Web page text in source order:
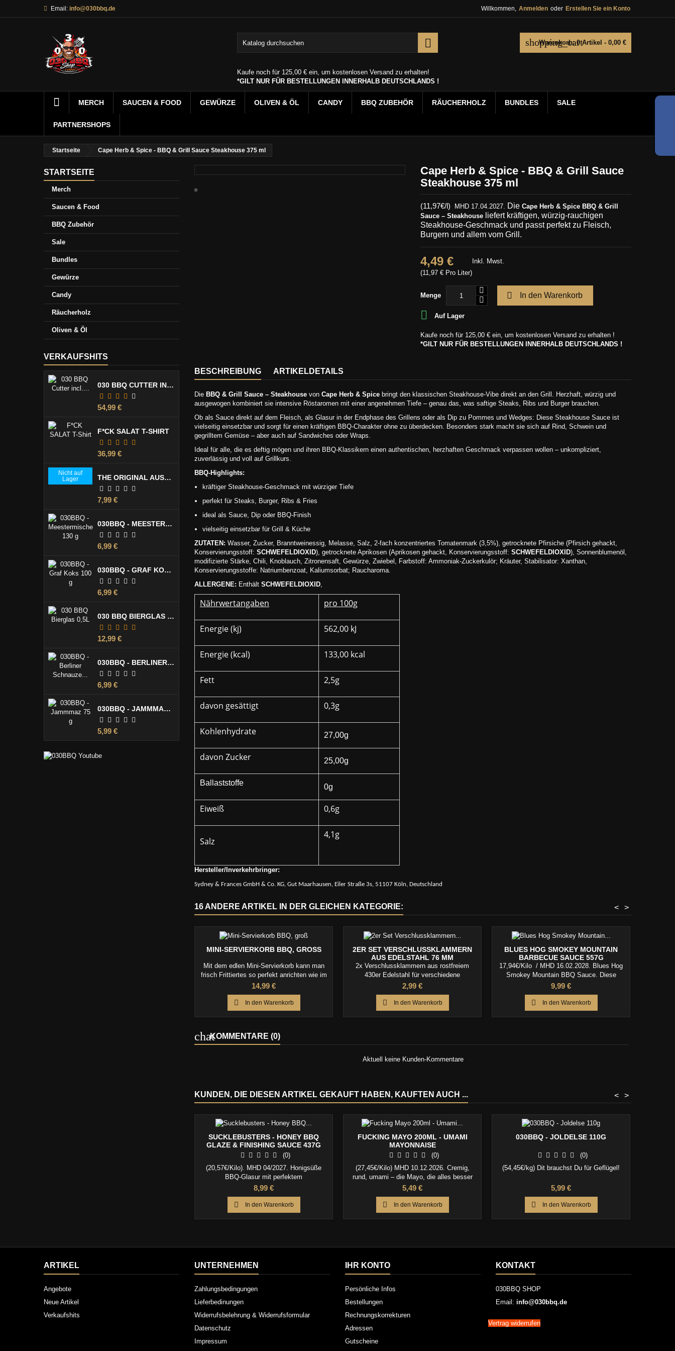
Email: info@030bbq.de Willkommen, Anmelden oder Erstellen Sie ein Konto
shopping_cart
Warenkorb: 0Artikel - 0,00 €

Kaufe noch für 125,00 €ein, um kostenlosen Versand zu erhalten!
*GILT NUR FÜR BESTELLUNGEN INNERHALB DEUTSCHLANDS !
MERCH SAUCEN & FOOD GEWÜRZE OLIVEN & ÖL CANDY BBQ ZUBEHÖR RÄUCHERHOLZ BUNDLES SALE
PARTNERSHOPS
Startseite Cape Herb & Spice - BBQ & Grill Sauce Steakhouse 375 ml
STARTSEITE
Merch
Saucen & Food
BBQ Zubehör
Sale
Bundles
Gewürze
Candy
Räucherholz
Oliven & Öl
VERKAUFSHITS
030 BBQ CUTTER INCL. KLINGENSCHUTZ
Preis
54,99 €
F*CK SALAT T-SHIRT
Preis
36,99 €
Nicht auf
Lager
THE ORIGINAL AUSTRALIAN LUMI LUMI MARINADE 355 ML
Preis
7,99 €
030BBQ - MEESTERMISCHE 130 G
Preis
6,99 €
030BBQ - GRAF KOKS 100 G
Preis
6,99 €
030 BBQ BIERGLAS 0,5L
Preis
12,99 €
030BBQ - BERLINER SCHNAUZE 100 G
Preis
6,99 €
030BBQ - JAMMMAZ 75 G
Preis
5,99 €
Cape Herb & Spice - BBQ & Grill Sauce
Steakhouse 375 ml
(11,97€/l) MHD 17.04.2027. Die Cape Herb & Spice BBQ & Grill
Sauce – Steakhouse liefert kräftigen, würzig-rauchigen
Steakhouse-Geschmack und passt perfekt zu Fleisch,
Burgern und allem vom Grill.
4,49 €
(11,97 € Pro Liter)
Inkl. Mwst.
Menge  In den Warenkorb
 Auf Lager
Kaufe noch für 125,00 € ein, um kostenlosen Versand zu erhalten !
*GILT NUR FÜR BESTELLUNGEN INNERHALB DEUTSCHLANDS !
BESCHREIBUNG ARTIKELDETAILS
Die BBQ & Grill Sauce – Steakhouse von Cape Herb & Spice bringt den klassischen Steakhouse-Vibe direkt an den Grill. Herzhaft, würzig und
ausgewogen kombiniert sie intensive Röstaromen mit einer angenehmen Tiefe – genau das, was saftige Steaks, Ribs und Burger brauchen.
Ob als Sauce direkt auf dem Fleisch, als Glasur in der Endphase des Grillens oder als Dip zu Pommes und Wedges: Diese Steakhouse Sauce ist
vielseitig einsetzbar und sorgt für einen kräftigen BBQ-Charakter ohne zu überdecken. Besonders stark macht sie sich auf Rind, Schwein und
gegrilltem Gemüse – aber auch auf Sandwiches oder Wraps.
Ideal für alle, die es deftig mögen und ihren BBQ-Klassikern einen authentischen, herzhaften Geschmack verpassen wollen – unkompliziert,
zuverlässig und voll auf Grillkurs.
BBQ-Highlights:
kräftiger Steakhouse-Geschmack mit würziger Tiefe
perfekt für Steaks, Burger, Ribs & Fries
ideal als Sauce, Dip oder BBQ-Finish
vielseitig einsetzbar für Grill & Küche
ZUTATEN: Wasser, Zucker, Branntweinessig, Melasse, Salz, 2-fach konzentriertes Tomatenmark (3,5%), getrocknete Pfirsiche (Pfirsich gehackt,
Konservierungsstoff: SCHWEFELDIOXID), getrocknete Aprikosen (Aprikosen gehackt, Konservierungsstoff: SCHWEFELDIOXID), Sonnenblumenöl,
modifizierte Stärke, Chili, Knoblauch, Zitronensaft, Gewürze, Zwiebel, Farbstoff: Ammoniak-Zuckerkulör; Kräuter, Stabilisator: Xanthan,
Konservierungsstoffe: Natriumbenzoat, Kaliumsorbat; Raucharoma.
ALLERGENE: Enthält SCHWEFELDIOXID,
Nährwertangaben pro 100g
Energie (kj) 562,00 kJ
Energie (kcal) 133,00 kcal
Fett 2,5g
davon gesättigt 0,3g
Kohlenhydrate 27,00g
davon Zucker 25,00g
Ballaststoffe 0g
Eiweiß 0,6g
Salz
4,1g
Hersteller/Inverkehrbringer:
Sydney & Frances GmbH & Co. KG, Gut Maarhausen, Eiler Straße 3s, 51107 Köln, Deutschland
16 ANDERE ARTIKEL IN DER GLEICHEN KATEGORIE: >
<
MINI-SERVIERKORB BBQ, GROSS
Mit dem edlen Mini-Servierkorb kann man
frisch Frittiertes so perfekt anrichten wie im
Restaurant.
Preis
14,99 €
 In den Warenkorb
2ER SET VERSCHLUSSKLAMMERN
AUS EDELSTAHL 76 MM
2x Verschlussklammern aus rostfreiem
430er Edelstahl für verschiedene
Anwendungsgebiete in der Küche oder am
Preis
2,99 €
 In den Warenkorb
BLUES HOG SMOKEY MOUNTAIN
BARBECUE SAUCE 557G
17,94€/Kilo / MHD 16.02.2028. Blues Hog
Smokey Mountain BBQ Sauce. Diese
Sauce ist eine einzigartige Grillsauce.
Geschmack der natürlichen Zutaten der
Blues Hog Original mit aromatischem
natürlichen Hickory-Raucharoma. Blues Hog
ebenfalls...
Preis
9,99 €
 In den Warenkorb
KOMMENTARE (0)
Aktuell keine Kunden-Kommentare
KUNDEN, DIE DIESEN ARTIKEL GEKAUFT HABEN, KAUFTEN AUCH ... >
<
SUCKLEBUSTERS - HONEY BBQ
GLAZE & FINISHING SAUCE 437G
(0)
(20,57€/Kilo). MHD 04/2027. Honigsüße
BBQ-Glasur mit perfektem
Wettbewerbsglanz – ideal für Ribs, Pulled
Pork, Brisket und Grillklassiker aller Art.
Preis
8,99 €
 In den Warenkorb
FUCKING MAYO 200ML - UMAMI
MAYONNAISE
(0)
(27,45€/Kilo) MHD 10.12.2026. Cremig,
rund, umami – die Mayo, die alles besser
macht
Preis
5,49 €
 In den Warenkorb
030BBQ - JOLDELSE 110G
(0)
(54,45€/kg) Dit brauchst Du für Geflügel!
Preis
5,99 €
 In den Warenkorb
ARTIKEL
Angebote
Neue Artikel
Verkaufshits
UNTERNEHMEN
Zahlungsbedingungen
Lieferbedinungen
Widerrufsbelehrung & Widerrufsformular
Datenschutz
Impressum
IHR KONTO
Persönliche Infos
Bestellungen
Rechnungskorrekturen
Adressen
Gutscheine
KONTAKT
030BBQ SHOP
Email: info@030bbq.de
Vertrag widerrufen